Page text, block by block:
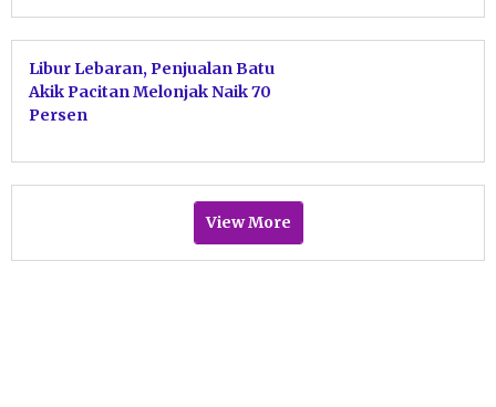
Libur Lebaran, Penjualan Batu
Akik Pacitan Melonjak Naik 70
Persen
View More